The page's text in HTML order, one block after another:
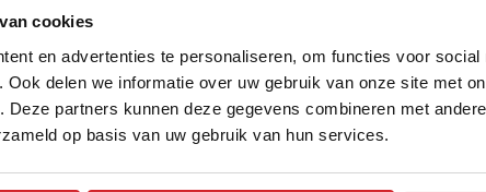
cookies
en advertenties te personaliseren, om functies voor social
delen we informatie over uw gebruik van onze site met
Deze partners kunnen deze gegevens combineren met
op basis van uw gebruik van hun services.